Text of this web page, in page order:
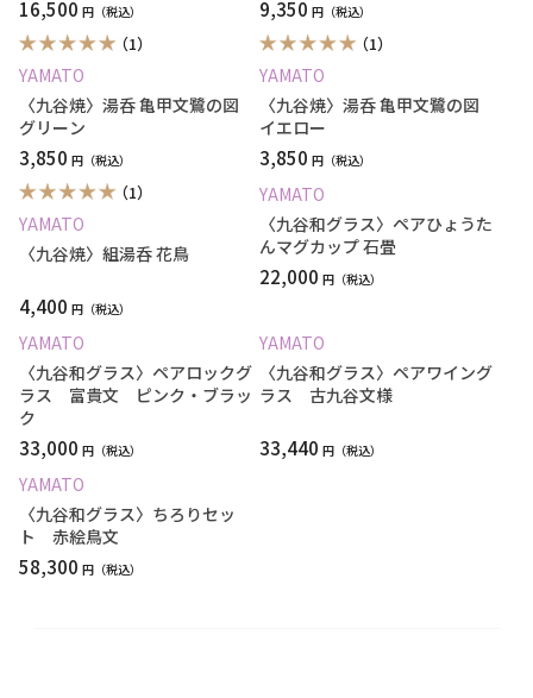
16,500 円 9,350 円
（1）
YAMATO
〈九谷焼〉湯呑 亀甲文鷺の図
グリーン
3,850 円
（1）
YAMATO
〈九谷焼〉湯呑 亀甲文鷺の図
イエロー
3,850 円
（1）
YAMATO
〈九谷焼〉組湯呑 花鳥
4,400 円
YAMATO
〈九谷和グラス〉ペアひょうた
んマグカップ 石畳
22,000 円
YAMATO
〈九谷和グラス〉ペアロックグ
ラス 富貴文 ピンク・ブラッ
ク
33,000 円
YAMATO
〈九谷和グラス〉ペアワイング
ラス 古九谷文様
33,440 円
YAMATO
〈九谷和グラス〉ちろりセッ
ト 赤絵鳥文
58,300 円